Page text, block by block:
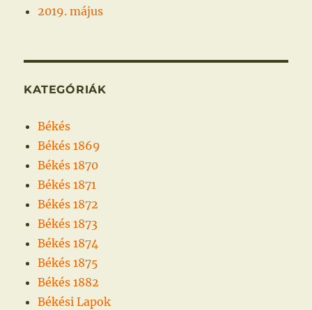
2019. május
KATEGÓRIÁK
Békés
Békés 1869
Békés 1870
Békés 1871
Békés 1872
Békés 1873
Békés 1874
Békés 1875
Békés 1882
Békési Lapok